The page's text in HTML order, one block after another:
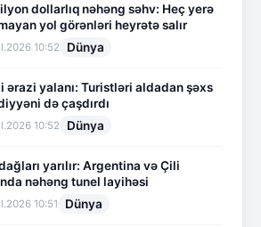
dollarlıq nəhəng səhv: Heç yerə
yol görənləri heyrətə salır
10:52 Dünya
ərazi yalanı: Turistləri aldadan şəxs
də çaşdırdı
10:52 Dünya
yarılır: Argentina və Çili
nəhəng tunel layihəsi
10:51 Dünya